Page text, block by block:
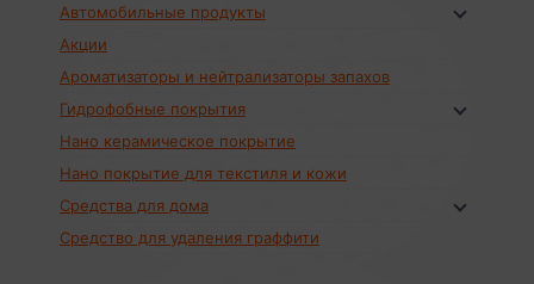
Автомобильные продукты
Акции
Ароматизаторы и нейтрализаторы запахов
Гидрофобные покрытия
Нано керамическое покрытие
Нано покрытие для текстиля и кожи
Средства для дома
Средство для удаления граффити